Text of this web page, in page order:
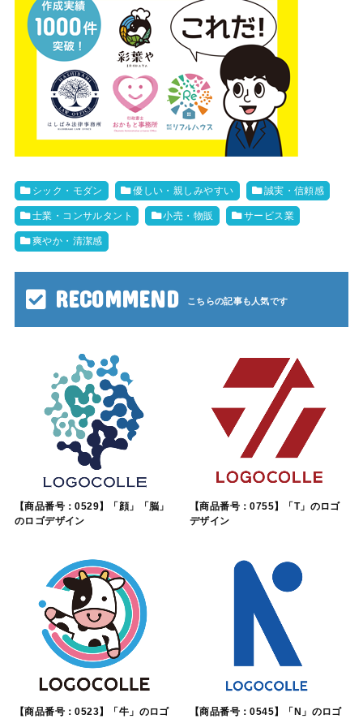
シック・モダン 優しい・親しみやすい 誠実・信頼感
士業・コンサルタント 小売・物販 サービス業
爽やか・清潔感
RECOMMEND
【商品番号：0529】「顔」「脳」
のロゴデザイン
【商品番号：0755】「T」のロゴ
デザイン
【商品番号：0523】「牛」のロゴ
【商品番号：0545】「N」のロゴ